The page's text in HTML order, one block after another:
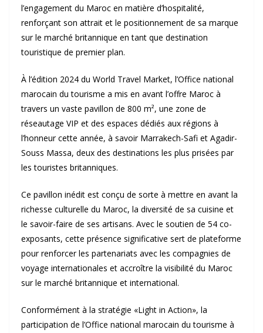
l’engagement du Maroc en matière d’hospitalité,
renforçant son attrait et le positionnement de sa marque
sur le marché britannique en tant que destination
touristique de premier plan.
À l’édition 2024 du World Travel Market, l’Office national
marocain du tourisme a mis en avant l’offre Maroc à
travers un vaste pavillon de 800 m², une zone de
réseautage VIP et des espaces dédiés aux régions à
l’honneur cette année, à savoir Marrakech-Safi et Agadir-
Souss Massa, deux des destinations les plus prisées par
les touristes britanniques.
Ce pavillon inédit est conçu de sorte à mettre en avant la
richesse culturelle du Maroc, la diversité de sa cuisine et
le savoir-faire de ses artisans. Avec le soutien de 54 co-
exposants, cette présence significative sert de plateforme
pour renforcer les partenariats avec les compagnies de
voyage internationales et accroître la visibilité du Maroc
sur le marché britannique et international.
Conformément à la stratégie «Light in Action», la
participation de l’Office national marocain du tourisme à